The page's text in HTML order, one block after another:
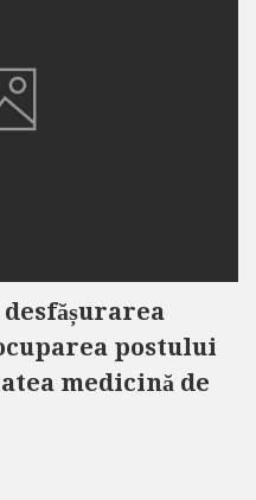
postului
medicină de